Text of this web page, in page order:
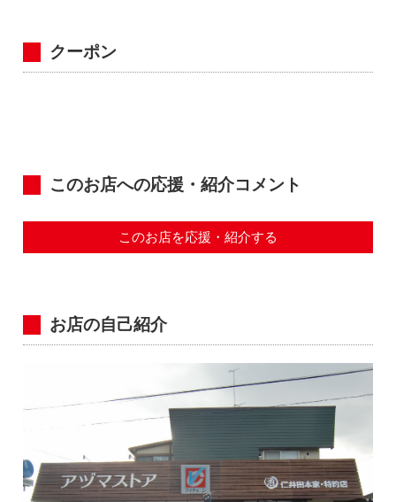
クーポン
このお店への応援・紹介コメント
このお店を応援・紹介する
お店の自己紹介